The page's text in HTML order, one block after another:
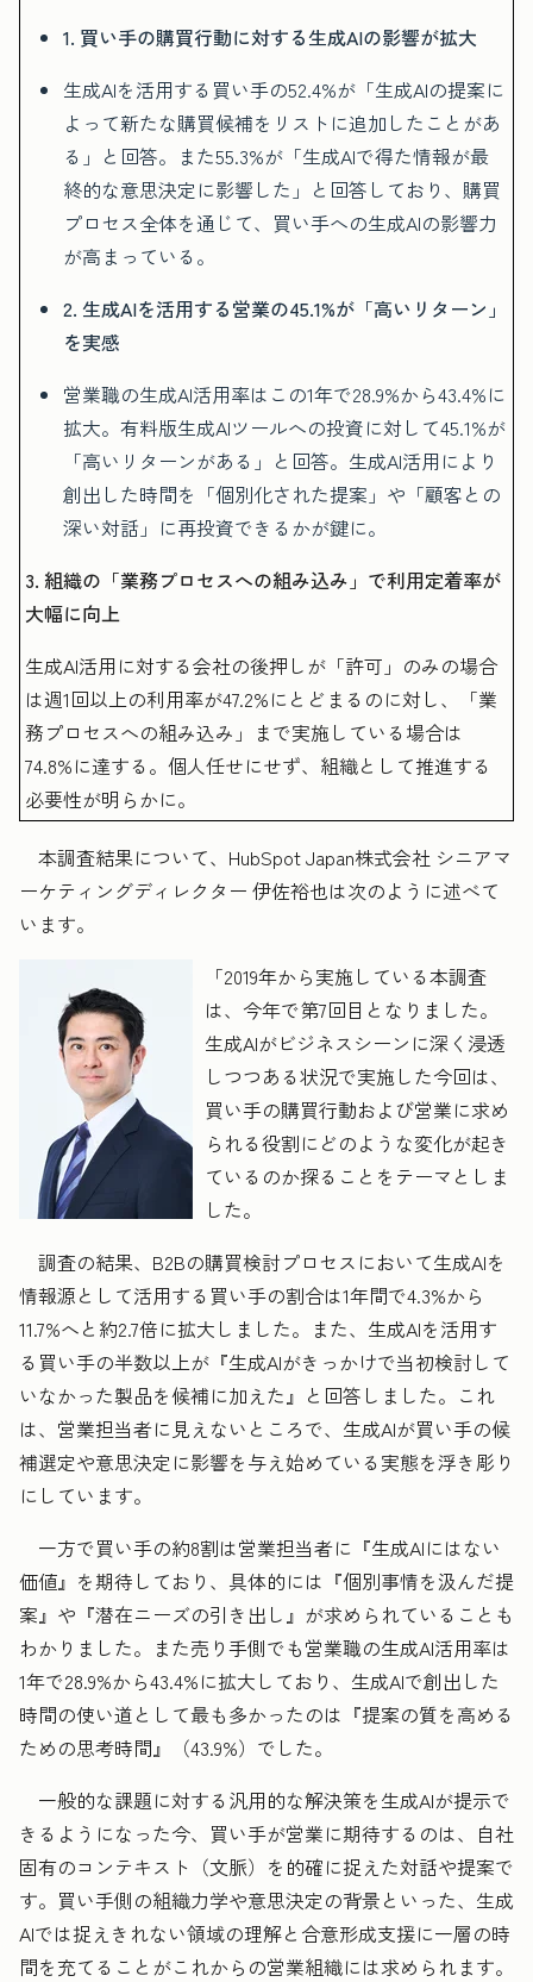
1. 買い手の購買行動に対する生成AIの影響が拡大
生成AIを活用する買い手の52.4%が「生成AIの提案に
よって新たな購買候補をリストに追加したことがあ
る」と回答。また55.3%が「生成AIで得た情報が最
終的な意思決定に影響した」と回答しており、購買
プロセス全体を通じて、買い手への生成AIの影響力
が高まっている。
2. 生成AIを活用する営業の45.1%が「高いリターン」
を実感
営業職の生成AI活用率はこの1年で28.9%から43.4%に
拡大。有料版生成AIツールへの投資に対して45.1%が
「高いリターンがある」と回答。生成AI活用により
創出した時間を「個別化された提案」や「顧客との
深い対話」に再投資できるかが鍵に。
3. 組織の「業務プロセスへの組み込み」で利用定着率が
大幅に向上
生成AI活用に対する会社の後押しが「許可」のみの場合
は週1回以上の利用率が47.2%にとどまるのに対し、「業
務プロセスへの組み込み」まで実施している場合は
74.8%に達する。個人任せにせず、組織として推進する
必要性が明らかに。
本調査結果について、HubSpot Japan株式会社 シニアマ
ーケティングディレクター 伊佐裕也は次のように述べて
います。
「2019年から実施している本調査
は、今年で第7回目となりました。
生成AIがビジネスシーンに深く浸透
しつつある状況で実施した今回は、
買い手の購買行動および営業に求め
られる役割にどのような変化が起き
ているのか探ることをテーマとしま
した。
調査の結果、B2Bの購買検討プロセスにおいて生成AIを
情報源として活用する買い手の割合は1年間で4.3%から
11.7%へと約2.7倍に拡大しました。また、生成AIを活用す
る買い手の半数以上が『生成AIがきっかけで当初検討して
いなかった製品を候補に加えた』と回答しました。これ
は、営業担当者に見えないところで、生成AIが買い手の候
補選定や意思決定に影響を与え始めている実態を浮き彫り
にしています。
一方で買い手の約8割は営業担当者に『生成AIにはない
価値』を期待しており、具体的には『個別事情を汲んだ提
案』や『潜在ニーズの引き出し』が求められていることも
わかりました。また売り手側でも営業職の生成AI活用率は
1年で28.9%から43.4%に拡大しており、生成AIで創出した
時間の使い道として最も多かったのは『提案の質を高める
ための思考時間』（43.9%）でした。
一般的な課題に対する汎用的な解決策を生成AIが提示で
きるようになった今、買い手が営業に期待するのは、自社
固有のコンテキスト（文脈）を的確に捉えた対話や提案で
す。買い手側の組織力学や意思決定の背景といった、生成
AIでは捉えきれない領域の理解と合意形成支援に一層の時
間を充てることがこれからの営業組織には求められます。